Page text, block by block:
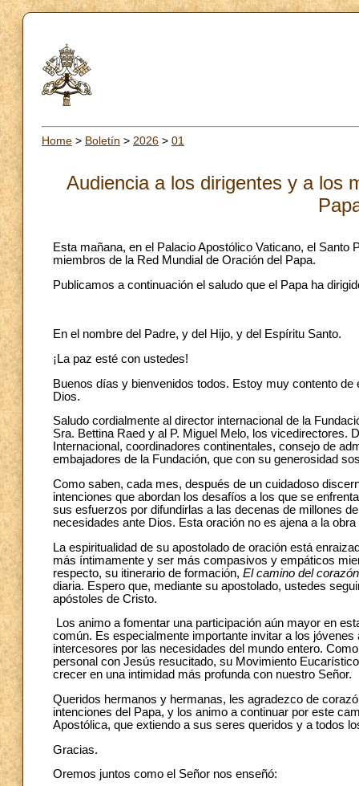
Home > Boletín > 2026 > 01
Audiencia a los dirigentes y a los
Esta mañana, en el Palacio Apostólico Vaticano, el
miembros de la Red Mundial de Oración del Papa.
Publicamos a continuación el saludo que el Papa ha
En el nombre del Padre, y del Hijo, y del Espíritu Santo.
¡La paz esté con ustedes!
Buenos días y bienvenidos todos. Estoy muy contento
Dios.
Saludo cordialmente al director internacional de la
Sra. Bettina Raed y al P. Miguel Melo, los vicedirectores.
Internacional, coordinadores continentales, consejo de
embajadores de la Fundación, que con su generosidad
Como saben, cada mes, después de un cuidadoso
intenciones que abordan los desafíos a los que se
sus esfuerzos por difundirlas a las decenas de millones
necesidades ante Dios. Esta oración no es ajena a la
La espiritualidad de su apostolado de oración está
más íntimamente y ser más compasivos y empáticos
respecto, su itinerario de formación, El camino del corazón
diaria. Espero que, mediante su apostolado, ustedes
apóstoles de Cristo.
Los animo a fomentar una participación aún mayor en
común. Es especialmente importante invitar a los
intercesores por las necesidades del mundo entero.
personal con Jesús resucitado, su Movimiento
crecer en una intimidad más profunda con nuestro Señor.
Queridos hermanos y hermanas, les agradezco de
intenciones del Papa, y los animo a continuar por este
Apostólica, que extiendo a sus seres queridos y a todos
Gracias.
Oremos juntos como el Señor nos enseñó: